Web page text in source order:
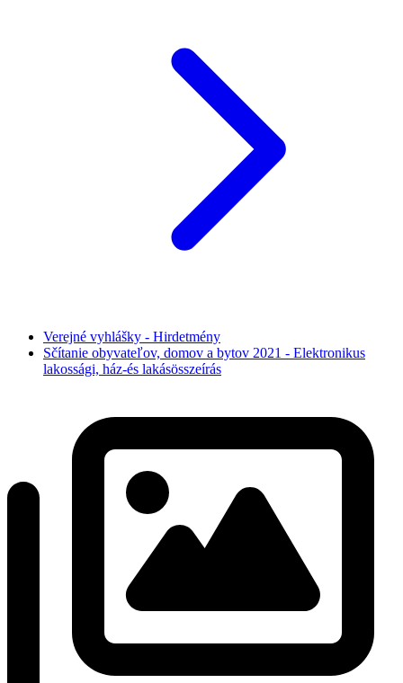
Verejné vyhlášky - Hirdetmény
Sčítanie obyvateľov, domov a bytov 2021 - Elektronikus
lakossági, ház-és lakásösszeírás